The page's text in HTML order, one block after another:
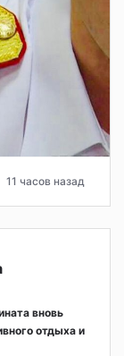
11 часов назад
вновь
отдыха и